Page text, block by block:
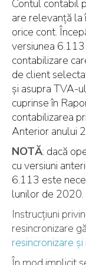
Contul contabil
are relevanță la
orice cont.
versiunea
contabilizare
de client
și asupra TVA-
cuprinse în
contabilizarea
Anterior anului
NOTĂ: dacă
cu versiuni
6.113 este
lunilor de 2020.
Instrucțiuni
resincronizare
resincronizare